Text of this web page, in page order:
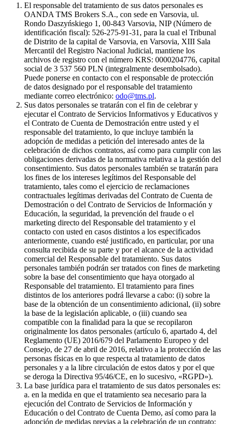
El responsable del tratamiento de sus datos personales es
OANDA TMS Brokers S.A., con sede en Varsovia, ul.
Rondo Daszyńskiego 1, 00-843 Varsovia, NIP (Número de
identificación fiscal): 526-275-91-31, para la cual el Tribunal
de Distrito de la capital de Varsovia, en Varsovia, XIII Sala
Mercantil del Registro Nacional Judicial, mantiene los
archivos de registro con el número KRS: 0000204776, capital
social de 3 537 560 PLN (integralmente desembolsado).
Puede ponerse en contacto con el responsable de protección
de datos designado por el responsable del tratamiento
mediante correo electrónico: odo@tms.pl.
Sus datos personales se tratarán con el fin de celebrar y
ejecutar el Contrato de Servicios Informativos y Educativos y
el Contrato de Cuenta de Demostración entre usted y el
responsable del tratamiento, lo que incluye también la
adopción de medidas a petición del interesado antes de la
celebración de dichos contratos, así como para cumplir con las
obligaciones derivadas de la normativa relativa a la gestión del
consentimiento. Sus datos personales también se tratarán para
los fines de los intereses legítimos del Responsable del
tratamiento, tales como el ejercicio de reclamaciones
contractuales legítimas derivadas del Contrato de Cuenta de
Demostración o del Contrato de Servicios de Información y
Educación, la seguridad, la prevención del fraude o el
marketing directo del Responsable del tratamiento y el
contacto con usted en casos distintos a los especificados
anteriormente, cuando esté justificado, en particular, por una
consulta recibida de su parte y por el alcance de la actividad
comercial del Responsable del tratamiento. Sus datos
personales también podrán ser tratados con fines de marketing
sobre la base del consentimiento que haya otorgado al
Responsable del tratamiento. El tratamiento para fines
distintos de los anteriores podrá llevarse a cabo: (i) sobre la
base de la obtención de un consentimiento adicional, (ii) sobre
la base de la legislación aplicable, o (iii) cuando sea
compatible con la finalidad para la que se recopilaron
originalmente los datos personales (artículo 6, apartado 4, del
Reglamento (UE) 2016/679 del Parlamento Europeo y del
Consejo, de 27 de abril de 2016, relativo a la protección de las
personas físicas en lo que respecta al tratamiento de datos
personales y a la libre circulación de estos datos y por el que
se deroga la Directiva 95/46/CE, en lo sucesivo, «RGPD»).
La base jurídica para el tratamiento de sus datos personales es:
a. en la medida en que el tratamiento sea necesario para la
ejecución del Contrato de Servicios de Información y
Educación o del Contrato de Cuenta Demo, así como para la
adopción de medidas previas a la celebración de un contrato: